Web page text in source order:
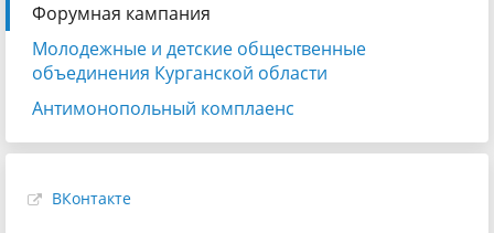
Форумная кампания
Молодежные и детские общественные
объединения Курганской области
Антимонопольный комплаенс
ВКонтакте